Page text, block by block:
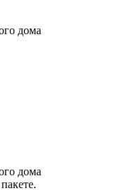
дома
дома